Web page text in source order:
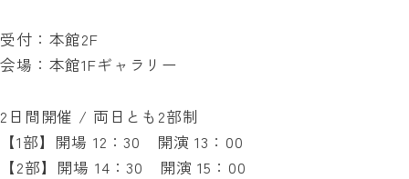
受付：本館2F
会場：本館1Fギャラリー
2日間開催 / 両日とも2部制
【1部】開場 12：30 開演 13：00
【2部】開場 14：30 開演 15：00